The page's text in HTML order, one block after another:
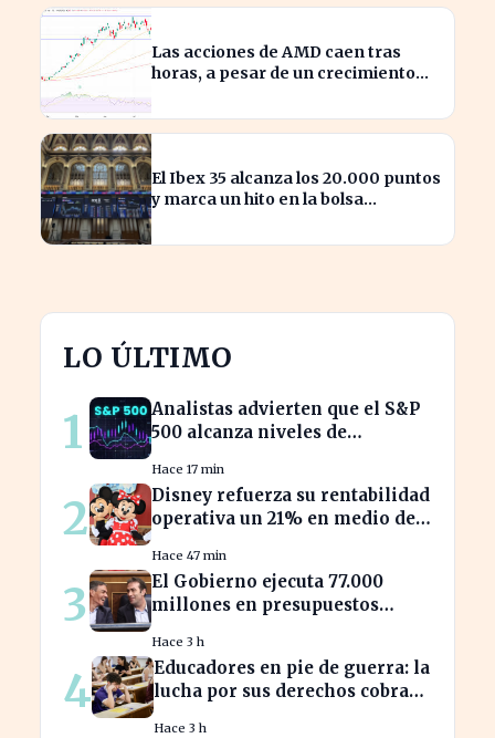
Las acciones de AMD caen tras
horas, a pesar de un crecimiento
El Ibex 35 alcanza los 20.000 puntos
y marca un hito en la bolsa
LO ÚLTIMO
1
Analistas advierten que el S&P
500 alcanza niveles de
Hace 17 min
2
Disney refuerza su rentabilidad
operativa un 21% en medio de
Hace 47 min
3
El Gobierno ejecuta 77.000
millones en presupuestos
año 2025
Hace 3 h
4
Educadores en pie de guerra: la
lucha por sus derechos cobra
Hace 3 h